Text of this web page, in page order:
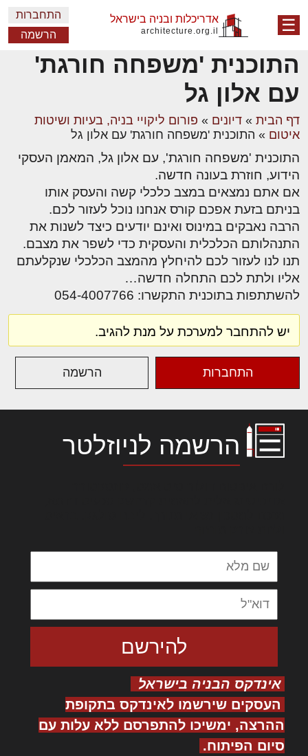
☰ אדריכלות ובניה בישראל
architecture.org.il
התחברות
הרשמה
התוכנית 'משפחה חורגת'
עם אלון גל
דף הבית » דיונים » פורום ליקויי בניה, בעיות ושיטות
איטום » התוכנית 'משפחה חורגת' עם אלון גל
התוכנית 'משפחה חורגת', עם אלון גל, המאמן העסקי
הידוע, חוזרת בעונה חדשה.
אם אתם נמצאים במצב כלכלי קשה והעסק אותו
בניתם בזעת אפכם קורס אנחנו נוכל לעזור לכם.
הרבה נאבקים במינוס ואינם יודעים כיצד לשנות את
התנהלותם הכלכלית והעסקית כדי לשפר את מצבם.
תנו לנו לעזור לכם להיחלץ מהמצב הכלכלי שנקלעתם
אליו ולתת לכם התחלה חדשה…
להשתתפות בתוכנית התקשרו: 054-4007766
יש להתחבר למערכת על מנת להגיב.
התחברות הרשמה
הרשמה לניוזלטר
אינדקס הבניה בישראל
העסקים שירשמו לאינדקס בתקופת
ההרצה, ימשיכו להתפרסם ללא עלות עם
סיום הפיתוח.